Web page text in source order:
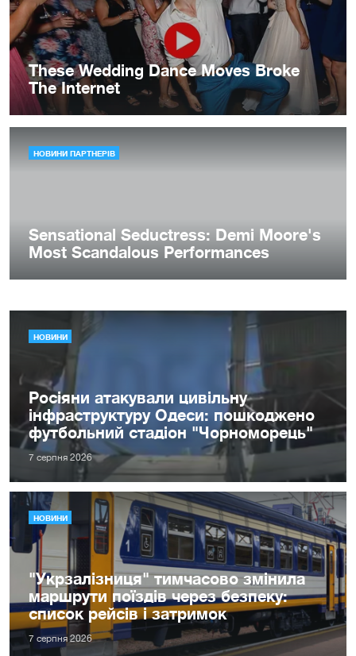
НОВИНИ
Росіяни атакували цивільну
інфраструктуру Одеси: пошкоджено
футбольний стадіон "Чорноморець"
7 серпня 2026
НОВИНИ
"Укрзалізниця" тимчасово змінила
маршрути поїздів через безпеку:
список рейсів і затримок
7 серпня 2026